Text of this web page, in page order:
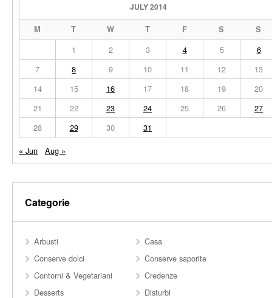
JULY 2014
M T W T F S S
1 2 3 4 5
6
7
8 9 10 11 12
13
14
15 16 17 18 19
20
21
22 23 24 25 26
27
28
29 30
31
« Jun
Aug »
Categorie
Arbusti
Casa
Conserve dolci
Conserve saporite
Contorni & Vegetariani
Credenze
Desserts
Disturbi